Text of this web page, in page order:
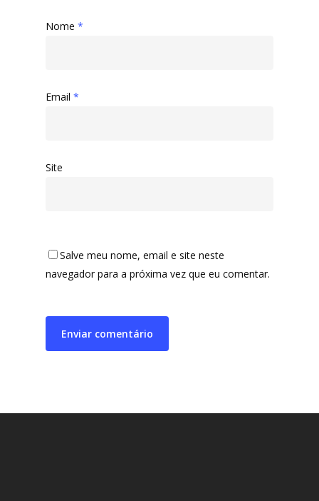
Nome *
Email *
Site
Salve meu nome, email e site neste
navegador para a próxima vez que eu comentar.